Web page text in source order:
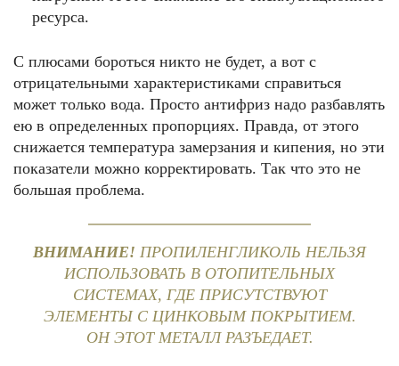
ресурса.
С плюсами бороться никто не будет, а вот с
отрицательными характеристиками справиться
может только вода. Просто антифриз надо разбавлять
ею в определенных пропорциях. Правда, от этого
снижается температура замерзания и кипения, но эти
показатели можно корректировать. Так что это не
большая проблема.
ВНИМАНИЕ! ПРОПИЛЕНГЛИКОЛЬ НЕЛЬЗЯ
ИСПОЛЬЗОВАТЬ В ОТОПИТЕЛЬНЫХ
СИСТЕМАХ, ГДЕ ПРИСУТСТВУЮТ
ЭЛЕМЕНТЫ С ЦИНКОВЫМ ПОКРЫТИЕМ.
ОН ЭТОТ МЕТАЛЛ РАЗЪЕДАЕТ.